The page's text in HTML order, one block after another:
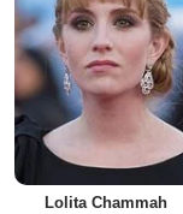
Lolita Chammah